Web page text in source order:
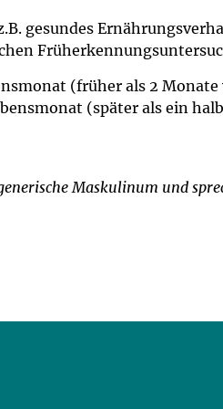
gesundes
(früher als 2 Monate
(später als ein
Maskulinum und